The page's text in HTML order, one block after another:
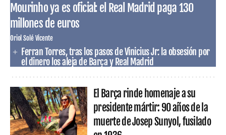
Mourinho ya es oficial: el Real Madrid paga 130
millones de euros
Oriol Solé Vicente
Ferran Torres, tras los pasos de Vinicius Jr: la obsesión por
el dinero los aleja de Barça y Real Madrid
El Barça rinde homenaje a su
presidente mártir: 90 años de la
muerte de Josep Sunyol, fusilado